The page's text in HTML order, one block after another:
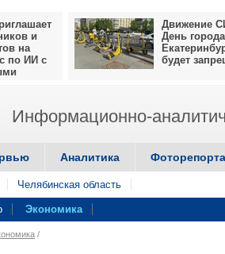
и
на
по ИИ с
Движение
День города
будет
Информационно-
Аналитика
Челябинская область
Экономика
/